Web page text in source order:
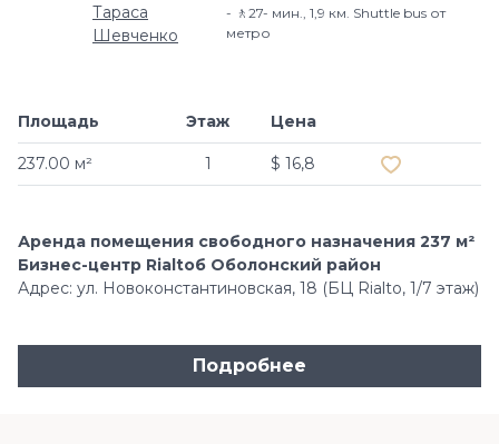
Тараса
Шевченко
🚶27- мин., 1,9 км. Shuttle bus от
метро
Площадь
237.00 м²
Этаж
1
Цена
$ 16,8
Аренда помещения свободного назначения 237 м²
Бизнес-центр Rialtoб Оболонский район
Адрес: ул. Новоконстантиновская, 18 (БЦ Rialto, 1/7 этаж)
Подробнее